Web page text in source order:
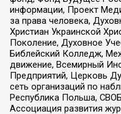
информации, Проект
за права человека,
Христиан Украинской
Поколение, Духовное
Библейский Колледж,
движение, Всемирный
Предприятий, Церковь
сеть организаций по
Республика Польша,
Ассоциация развития